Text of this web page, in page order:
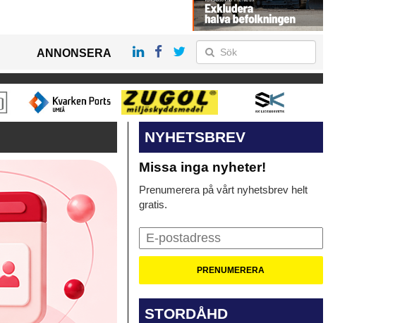
ANNONSERA
NYHETSBREV
Missa inga nyheter!
Prenumerera på vårt nyhetsbrev helt
gratis.
STORDÅHD